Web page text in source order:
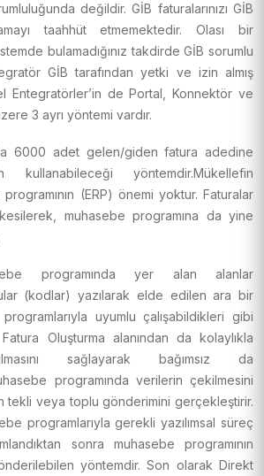
değildir. GİB faturalarınızı GİB
taahhüt etmemektedir. Olası bir
bulamadığınız takdirde GİB sorumlu
GİB tarafından yetki ve izin almış
Entegratörler’in de Portal, Konnektör ve
3 ayrı yöntemi vardır.
6000 adet gelen/giden fatura adedine
kullanabileceği yöntemdir.Mükellefin
programının (ERP) önemi yoktur. Faturalar
muhasebe programına da yine
programında yer alan alanlar
(kodlar) yazılarak elde edilen ara bir
programlarıyla uyumlu çalışabildikleri gibi
Oluşturma alanından da kolaylıkla
sağlayarak bağımsız da
programında verilerin çekilmesini
tekli veya toplu gönderimini gerçekleştirir.
programlarıyla gerekli yazılımsal süreç
sonra muhasebe programının
yöntemdir. Son olarak Direkt